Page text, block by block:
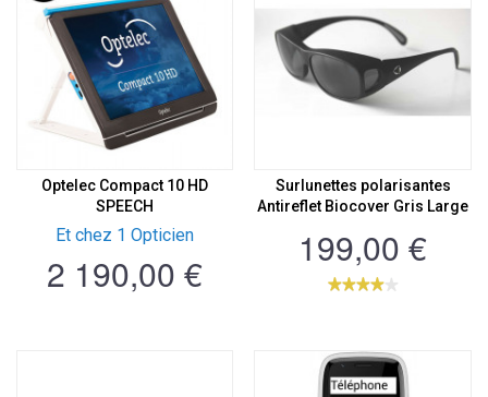
Optelec Compact 10 HD
SPEECH
Et chez 1 Opticien
2 190,00 €
Surlunettes polarisantes
Antireflet Biocover Gris Large
199,00 €